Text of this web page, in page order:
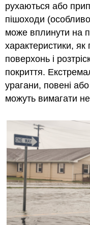
рухаються або
пішоходи
може вплинути на
характеристики, як
поверхонь і
покриття.
урагани, повені
можуть вимагати